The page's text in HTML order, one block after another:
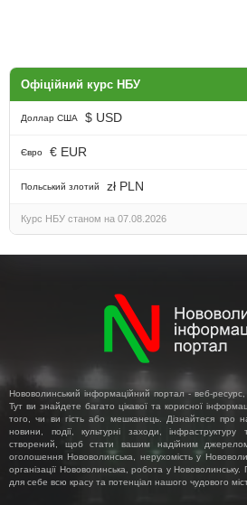
Офіційний курс НБУ
Доллар США $ USD
Євро € EUR
Польський злотий zł PLN
Курс НБУ станом на 07.08.2026
Нововолинський інформаційний портал - веб-ресурс,
Тут ви знайдете багато цікавої та корисної
того, чи ви гість або мешканець. Дізнайтеся про
новини, події, культурні заходи,
створений, щоб стати вашим надійним джерелом
оголошення Нововолинська, нерухомість у
організації Нововолинська, робота у
для себе всю красу та потенціал нашого чудового